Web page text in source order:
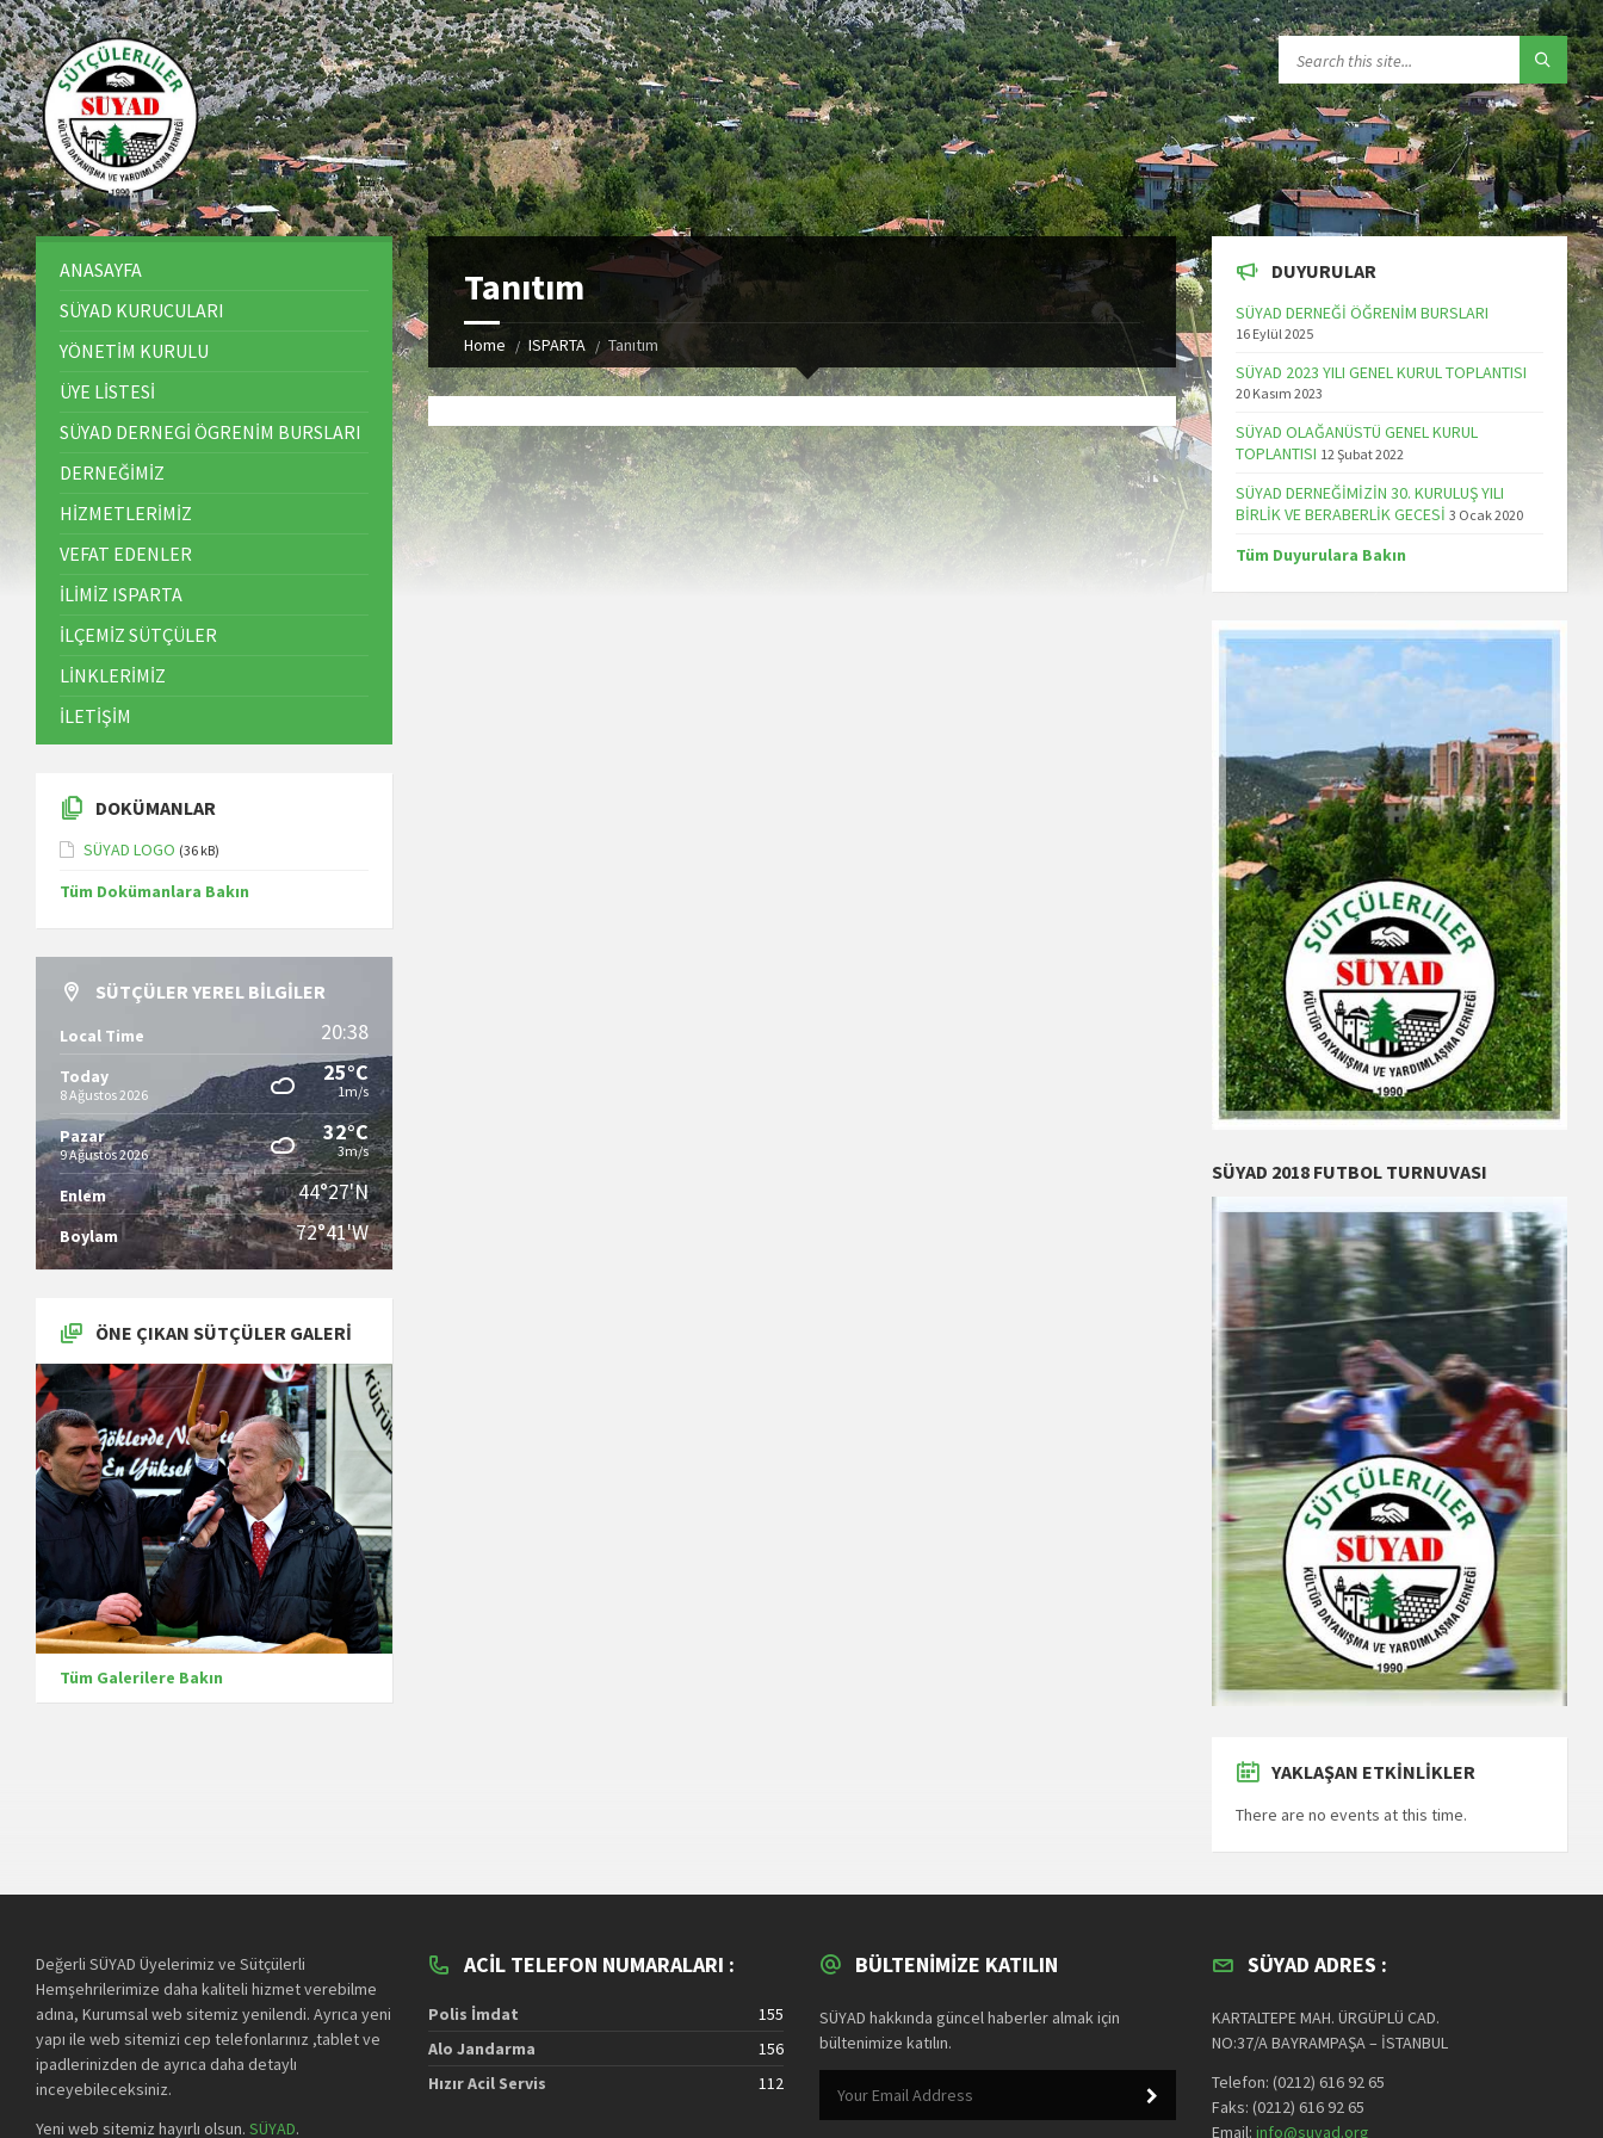
Tanıtım
Home ISPARTA Tanıtım
ANASAYFA
SÜYAD KURUCULARI
YÖNETİM KURULU
ÜYE LİSTESİ
SÜYAD DERNEGİ ÖGRENİM BURSLARI
DERNEĞİMİZ
HİZMETLERİMİZ
VEFAT EDENLER
İLİMİZ ISPARTA
İLÇEMİZ SÜTÇÜLER
LİNKLERİMİZ
İLETİŞİM
DOKÜMANLAR
SÜYAD LOGO (36 kB)
Tüm Dokümanlara Bakın
SÜTÇÜLER YEREL BILGILER
Local Time 20:38
Today
8 Ağustos 2026
25°C
1m/s
Pazar
9 Ağustos 2026
32°C
3m/s
Enlem 44°27'N
Boylam 72°41'W
ÖNE ÇIKAN SÜTÇÜLER GALERI
Tüm Galerilere Bakın
DUYURULAR
SÜYAD DERNEĞİ ÖĞRENİM BURSLARI
16 Eylül 2025
SÜYAD 2023 YILI GENEL KURUL TOPLANTISI
20 Kasım 2023
SÜYAD OLAĞANÜSTÜ GENEL KURUL
TOPLANTISI 12 Şubat 2022
SÜYAD DERNEĞİMİZİN 30. KURULUŞ YILI
BİRLİK VE BERABERLİK GECESİ 3 Ocak 2020
Tüm Duyurulara Bakın
SÜYAD 2018 FUTBOL TURNUVASI
YAKLAŞAN ETKINLIKLER
There are no events at this time.
Değerli SÜYAD Üyelerimiz ve Sütçülerli
Hemşehrilerimize daha kaliteli hizmet verebilme
adına, Kurumsal web sitemiz yenilendi. Ayrıca yeni
yapı ile web sitemizi cep telefonlarınız ,tablet ve
ipadlerinizden de ayrıca daha detaylı
inceyebileceksiniz.
Yeni web sitemiz hayırlı olsun. SÜYAD.
ACIL TELEFON NUMARALARI :
Polis İmdat
155
Alo Jandarma
156
Hızır Acil Servis
112
BÜLTENIMIZE KATILIN
SÜYAD hakkında güncel haberler almak için
bültenimize katılın.
SÜYAD ADRES :
KARTALTEPE MAH. ÜRGÜPLÜ CAD.
NO:37/A BAYRAMPAŞA – İSTANBUL
Telefon: (0212) 616 92 65
Faks: (0212) 616 92 65
Email: info@suyad.org